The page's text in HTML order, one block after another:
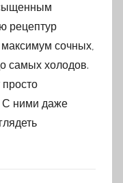
рецептур
сочных,
самых холодов.
просто
ними даже